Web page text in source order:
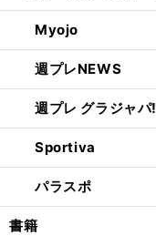
Myojo
週プレNEWS
週プレ グラジャパ!
Sportiva
パラスポ
書籍